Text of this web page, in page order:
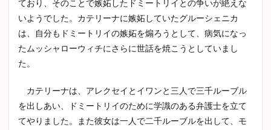
ており、そのことで嫉妬したドミートリイとの争いが絶えな
いようでした。カテリーナに嫉妬していたグルーシェニカ
は、自分もドミートリイの嫉妬を煽ろうとして、病気になっ
たムッシャローウィチにさらに世話を焼こうとしていまし
た。
カテリーナは、アレクセイとイワンと三人で三千ルーブル
を出しあい、ドミートリイのために学識のある弁護士を立て
てやりました。また彼女は一人で二千ルーブルを出して、モ